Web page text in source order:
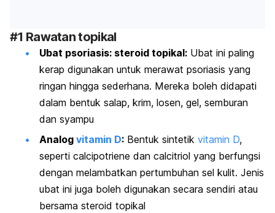
#1 Rawatan topikal
Ubat psoriasis: steroid topikal: Ubat ini paling
kerap digunakan untuk merawat psoriasis yang
ringan hingga sederhana. Mereka boleh didapati
dalam bentuk salap, krim, losen, gel, semburan
dan syampu
Analog vitamin D: Bentuk sintetik vitamin D,
seperti calcipotriene dan calcitriol yang berfungsi
dengan melambatkan pertumbuhan sel kulit. Jenis
ubat ini juga boleh digunakan secara sendiri atau
bersama steroid topikal